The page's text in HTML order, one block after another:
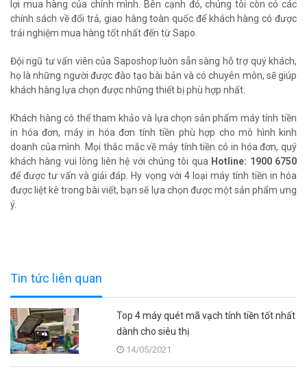
lợi mua hàng của chính mình. Bên cạnh đó, chúng tôi còn có các
chính sách về đổi trả, giao hàng toàn quốc để khách hàng có được
trải nghiệm mua hàng tốt nhất đến từ Sapo.
Đội ngũ tư vấn viên của Saposhop luôn sẵn sàng hỗ trợ quý khách,
họ là những người được đào tạo bài bản và có chuyên môn, sẽ giúp
khách hàng lựa chọn được những thiết bị phù hợp nhất.
Khách hàng có thể tham khảo và lựa chọn sản phẩm máy tính tiền
in hóa đơn, máy in hóa đơn tính tiền phù hợp cho mô hình kinh
doanh của mình. Mọi thắc mắc về máy tính tiền có in hóa đơn, quý
khách hàng vui lòng liên hệ với chúng tôi qua Hotline: 1900 6750
để được tư vấn và giải đáp. Hy vọng với 4 loại máy tính tiền in hóa
được liệt kê trong bài viết, bạn sẽ lựa chọn được một sản phẩm ưng
ý.
Tin tức liên quan
Top 4 máy quét mã vạch tính tiền tốt nhất
dành cho siêu thị
14/05/2021